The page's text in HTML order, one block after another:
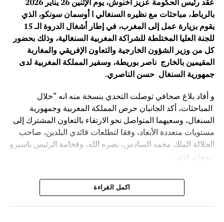
والعشرين.
محمد نبيل – بكين
الصورة: منتدى التعاون الصيني-الإفريقي، بكين — المصدر: ويكيميديا كومنز
(رخصة CC BY-SA 4.0).
بالرباط، مباحثات مع نظيره ‏السنغالي ا أوسمان ‏سونكو، الذي
يقوم بزيارة عمل إلى المغرب، في إطار أشغال الدروة الـ 15
للجنة العليا المختلطة للشراكة المغربية السنغالية، وذلك بحضور
كل من وزير الشؤون الخارجية والتعاون الإفريقي والمغاربة
المقيمين بالخارج ناصر بوريطة، وسفير المملكة المغربية لدى
جمهورية السنغال حسن الناصري.
و أفاد بلاغ صحافي توصلت التحدي بنسخة منه انه “خلال
المباحثات، أكد الجانبان حرص المملكة المغربية وجمهورية
السنغال، وسعيهما المتواصل نحو الارتقاء بالتعاون المشترك إلى
مستويات متعددة الأبعاد، وفقا لتطلعات قائدي البلدين، صاحب
الجلالة الملك محمد السادس، نصره الله، وفخامة الرئيس باسيرو
كما شدد الطرفان يضيف البلاغ ” على أن المغرب والسنغال
سيظلان وفيّين لروح الأخوة والتضامن والاحترام التي كرسها كل
اكمل القراءة